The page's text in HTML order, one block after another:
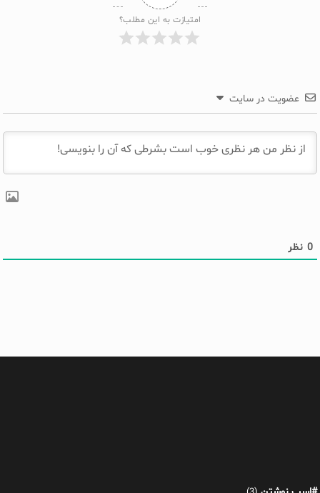
امتیازت به این مطلب؟
عضویت در سایت
0 نظر